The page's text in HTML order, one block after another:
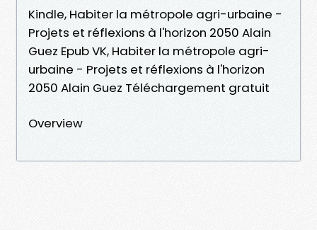
Kindle, Habiter la métropole agri-urbaine -
Projets et réflexions à l'horizon 2050 Alain
Guez Epub VK, Habiter la métropole agri-
urbaine - Projets et réflexions à l'horizon
2050 Alain Guez Téléchargement gratuit
Overview